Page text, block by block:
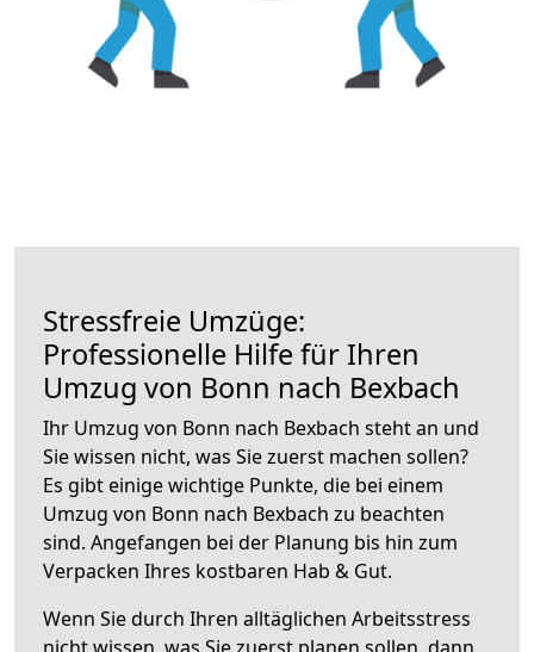
Stressfreie Umzüge:
Professionelle Hilfe für Ihren
Umzug von Bonn nach Bexbach
Ihr Umzug von Bonn nach Bexbach steht an und
Sie wissen nicht, was Sie zuerst machen sollen?
Es gibt einige wichtige Punkte, die bei einem
Umzug von Bonn nach Bexbach zu beachten
sind. Angefangen bei der Planung bis hin zum
Verpacken Ihres kostbaren Hab & Gut.
Wenn Sie durch Ihren alltäglichen Arbeitsstress